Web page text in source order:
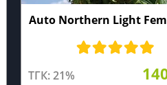
Auto Northern Light
ТГК: 21%